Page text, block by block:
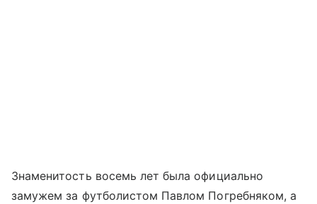
Знаменитость восемь лет была официально
замужем за футболистом Павлом Погребняком, а